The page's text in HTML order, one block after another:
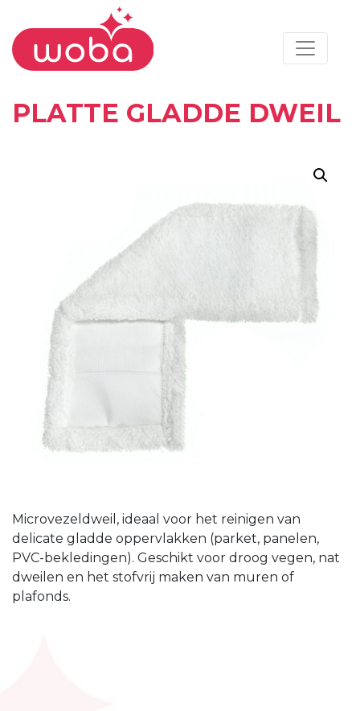
PLATTE GLADDE DWEIL
Microvezeldweil, ideaal voor het reinigen van
delicate gladde oppervlakken (parket, panelen,
PVC-bekledingen). Geschikt voor droog vegen, nat
dweilen en het stofvrij maken van muren of
plafonds.